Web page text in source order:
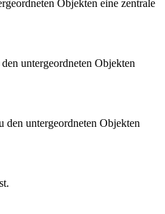
Objekten eine zentrale
untergeordneten Objekten
untergeordneten Objekten